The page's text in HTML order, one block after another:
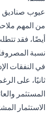
عيوب صناديق
من المهم
أيضًا، فقد
نسبة
في النفقات
ثانيًا، على
المستثمر
الاستثمار